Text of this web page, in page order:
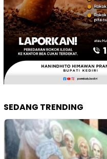
SEDANG TRENDING